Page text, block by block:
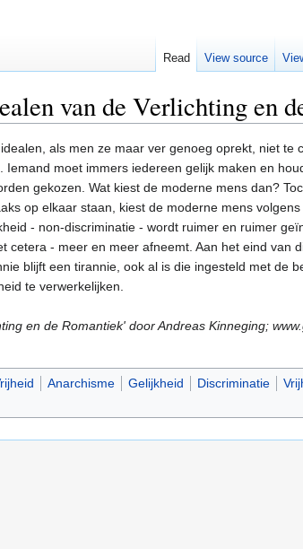
van de Verlichting en
als men ze maar ver genoeg oprekt, niet te
moet immers iedereen gelijk maken en
gekozen. Wat kiest de moderne mens dan?
op elkaar staan, kiest de moderne mens
- non-discriminatie - wordt ruimer en ruimer
- meer en meer afneemt. Aan het eind van
blijft een tirannie, ook al is die ingesteld met de
te verwerkelijken.
en de Romantiek' door Andreas Kinneging;
Anarchisme Gelijkheid Discriminatie
Read View source